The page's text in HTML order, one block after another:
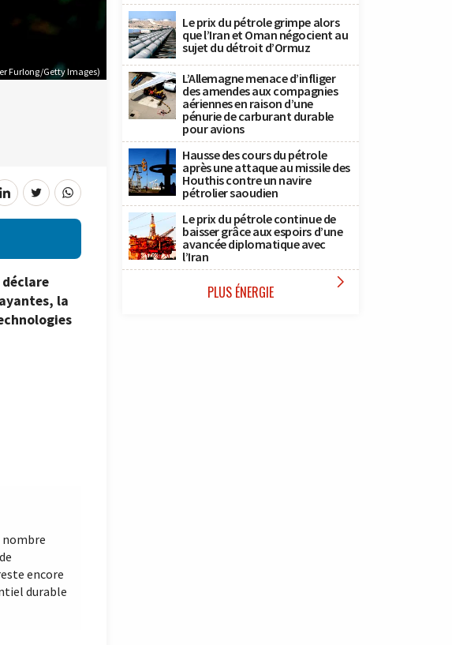
Furlong/Getty Images)
déclare
la
nombre
encore
durable
Le prix du pétrole grimpe alors
que l’Iran et Oman négocient au
sujet du détroit d’Ormuz
L’Allemagne menace d’infliger
des amendes aux compagnies
aériennes en raison d’une
pénurie de carburant durable
pour avions
Hausse des cours du pétrole
après une attaque au missile des
Houthis contre un navire
pétrolier saoudien
Le prix du pétrole continue de
baisser grâce aux espoirs d’une
avancée diplomatique avec
l’Iran
PLUS ÉNERGIE 